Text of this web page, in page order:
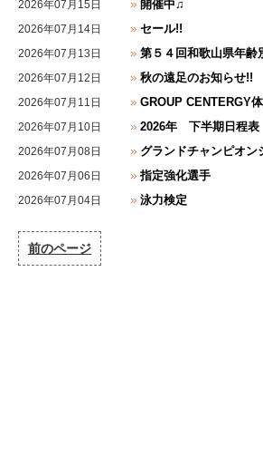
2026年07月15日 開催中♫
2026年07月14日 セール!!
2026年07月13日 第５４回和歌山県年齢
2026年07月12日 秋の遠足のお知らせ!!
2026年07月11日 GROUP CENTERGY
2026年07月10日 2026年 下半期日程表
2026年07月08日 グランドチャンピオン
2026年07月06日 指定強化選手
2026年07月04日 泳力検定
前のページ